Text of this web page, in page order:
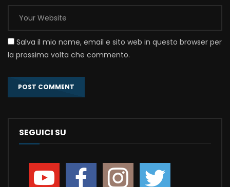
Salva il mio nome, email e sito web in questo browser per
la prossima volta che commento.
SEGUICI SU